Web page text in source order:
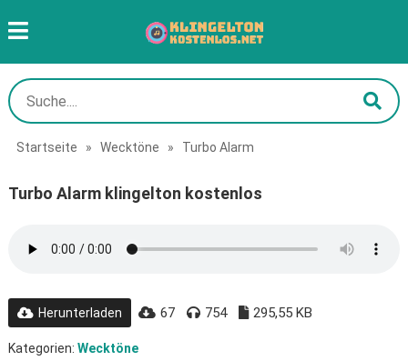
Startseite » Wecktöne » Turbo Alarm
Turbo Alarm klingelton kostenlos
Herunterladen 67 754 295,55 KB
Kategorien: Wecktöne